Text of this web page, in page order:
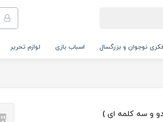
نوجوان و بزرگسال اسباب بازی لوازم تحریر
و سه کلمه ای )